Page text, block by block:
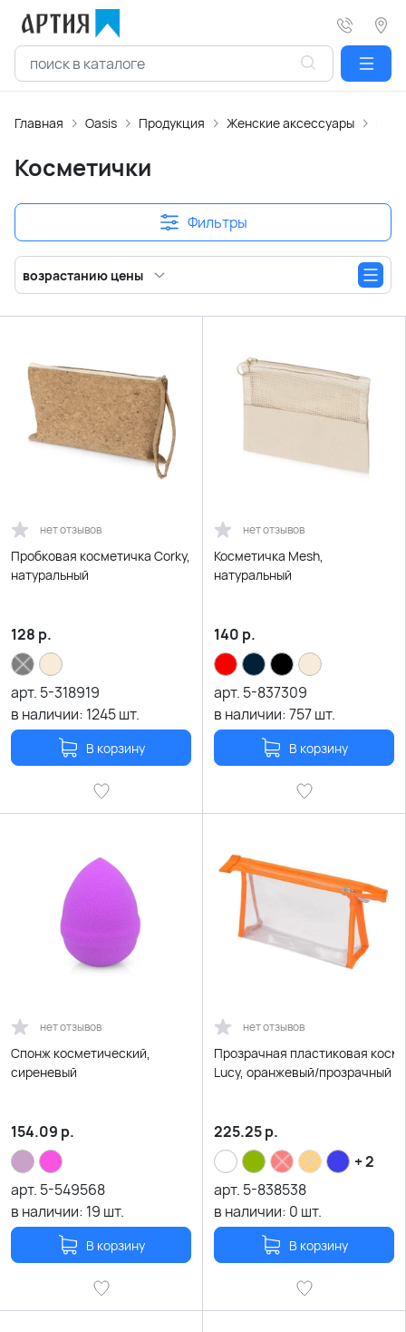
Главная Oasis Продукция Женские аксессуары
Косметички
Фильтры
возрастанию цены
нет отзывов
Пробковая косметичка Corky,
натуральный
128 р.
арт. 5-318919
в наличии: 1245шт.
В корзину
нет отзывов
Косметичка Mesh,
натуральный
140 р.
арт. 5-837309
в наличии:757шт.
В корзину
нет отзывов
Спонж косметический,
сиреневый
154.09 р.
арт. 5-549568
в наличии: 19 шт.
В корзину
нет отзывов
Прозрачная пластиковая
Lucy, оранжевый/прозрачный
225.25р.
+ 2
арт. 5-838538
в наличии: 0 шт.
В корзину